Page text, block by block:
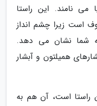
می نامند. این راستا
است زیرا چشم انداز
شما نشان می دهد.
همیلتون و آبشار
راستا است، آن هم به